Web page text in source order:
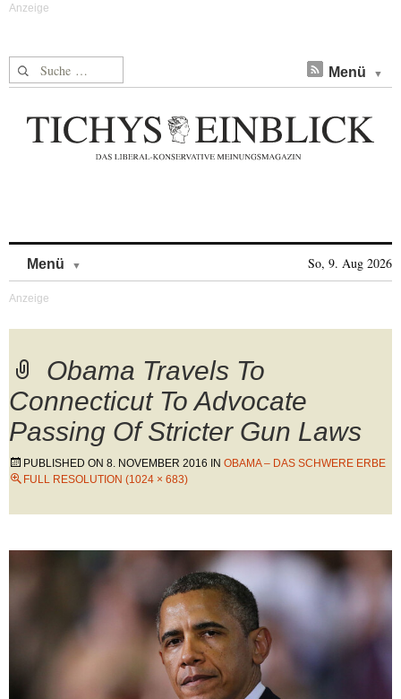
Suche nach: Menü
Menü So, 9. Aug 2026
Obama Travels To
Connecticut To Advocate
Passing Of Stricter Gun Laws
PUBLISHED ON 8. NOVEMBER 2016 IN OBAMA – DAS SCHWERE ERBE
FULL RESOLUTION (1024 × 683)